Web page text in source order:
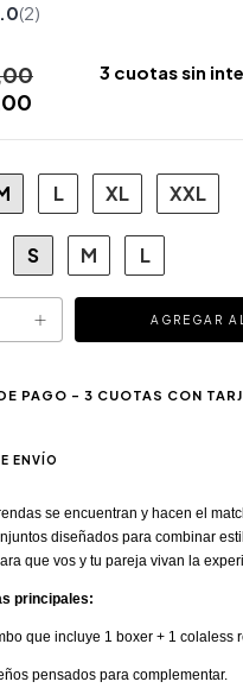
(2)
3 cuotas sin
L XL XXL
S M L
ENVÍO
se encuentran y hacen el
diseñados para combinar
que vos y tu pareja vivan la
principales:
que incluye 1 boxer + 1 colaless
pensados para complementar.